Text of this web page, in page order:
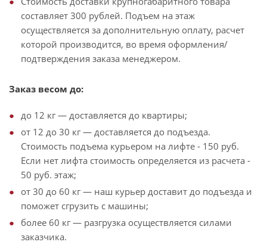
составляет 300 рублей. Подъем на этаж
осуществляется за дополнительную оплату, расчет
которой производится, во время оформления/
подтверждения заказа менеджером.
Заказ весом до:
до 12 кг — доставляется до квартиры;
от 12 до 30 кг — доставляется до подъезда.
Стоимость подъема курьером на лифте - 150 руб.
Если нет лифта стоимость определяется из расчета -
50 руб. этаж;
от 30 до 60 кг — наш курьер доставит до подъезда и
поможет сгрузить с машины;
более 60 кг — разгрузка осуществляется силами
заказчика.